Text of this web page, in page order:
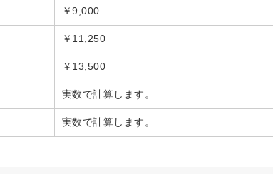
￥9,000
￥11,250
￥13,500
実数で計算します。
実数で計算します。